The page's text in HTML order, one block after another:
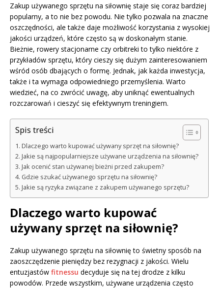
Zakup używanego sprzętu na siłownię staje się coraz bardziej
popularny, a to nie bez powodu. Nie tylko pozwala na znaczne
oszczędności, ale także daje możliwość korzystania z wysokiej
jakości urządzeń, które często są w doskonałym stanie.
Bieżnie, rowery stacjonarne czy orbitreki to tylko niektóre z
przykładów sprzętu, który cieszy się dużym zainteresowaniem
wśród osób dbających o formę. Jednak, jak każda inwestycja,
także i ta wymaga odpowiedniego przemyślenia. Warto
wiedzieć, na co zwrócić uwagę, aby uniknąć ewentualnych
rozczarowań i cieszyć się efektywnym treningiem.
Spis treści
Dlaczego warto kupować używany sprzęt na siłownię?
Jakie są najpopularniejsze używane urządzenia na siłownię?
Jak ocenić stan używanej bieżni przed zakupem?
Gdzie szukać używanego sprzętu na siłownię?
Jakie są ryzyka związane z zakupem używanego sprzętu?
Dlaczego warto kupować
używany sprzęt na siłownię?
Zakup używanego sprzętu na siłownię to świetny sposób na
zaoszczędzenie pieniędzy bez rezygnacji z jakości. Wielu
entuzjastów fitnessu decyduje się na tej drodze z kilku
powodów. Przede wszystkim, używane urządzenia często